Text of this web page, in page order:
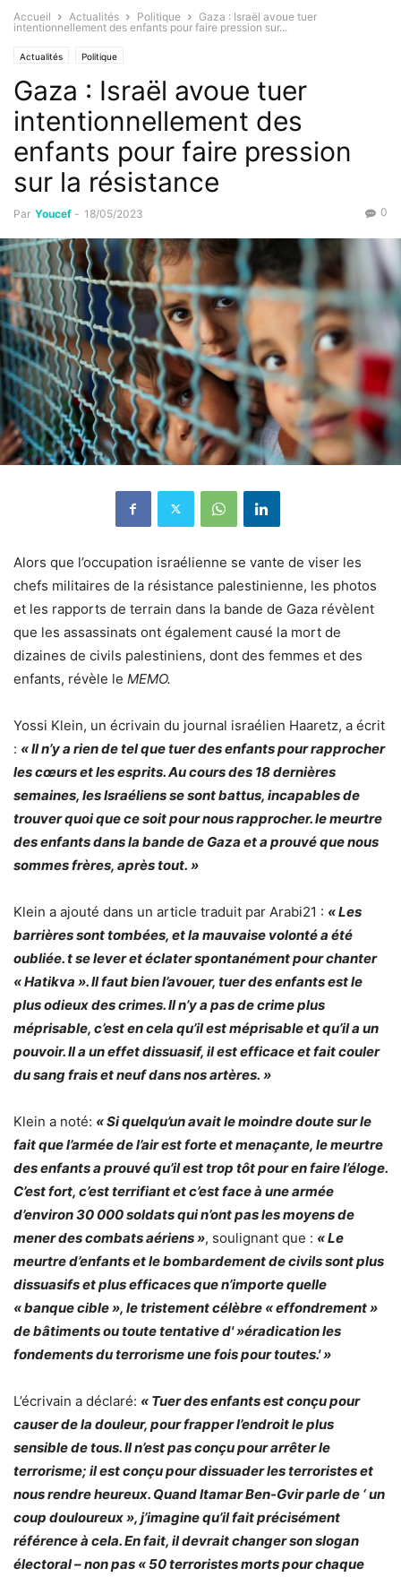
Accueil Actualités Politique
Gaza : Israël avoue tuer
intentionnellement des enfants pour faire pression sur...
Actualités Politique
Gaza : Israël avoue tuer
intentionnellement des
enfants pour faire pression
sur la résistance
Par Youcef - 18/05/2023 0
Alors que l’occupation israélienne se vante de viser les
chefs militaires de la résistance palestinienne, les photos
et les rapports de terrain dans la bande de Gaza révèlent
que les assassinats ont également causé la mort de
dizaines de civils palestiniens, dont des femmes et des
enfants, révèle le MEMO.
Yossi Klein, un écrivain du journal israélien Haaretz, a écrit
: « Il n’y a rien de tel que tuer des enfants pour rapprocher
les cœurs et les esprits. Au cours des 18 dernières
semaines, les Israéliens se sont battus, incapables de
trouver quoi que ce soit pour nous rapprocher. le meurtre
des enfants dans la bande de Gaza et a prouvé que nous
sommes frères, après tout. »
Klein a ajouté dans un article traduit par Arabi21 : « Les
barrières sont tombées, et la mauvaise volonté a été
oubliée. t se lever et éclater spontanément pour chanter
« Hatikva ». Il faut bien l’avouer, tuer des enfants est le
plus odieux des crimes. Il n’y a pas de crime plus
méprisable, c’est en cela qu’il est méprisable et qu’il a un
pouvoir. Il a un effet dissuasif, il est efficace et fait couler
du sang frais et neuf dans nos artères. »
Klein a noté: « Si quelqu’un avait le moindre doute sur le
fait que l’armée de l’air est forte et menaçante, le meurtre
des enfants a prouvé qu’il est trop tôt pour en faire l’éloge.
C’est fort, c’est terrifiant et c’est face à une armée
d’environ 30 000 soldats qui n’ont pas les moyens de
mener des combats aériens », soulignant que : « Le
meurtre d’enfants et le bombardement de civils sont plus
dissuasifs et plus efficaces que n’importe quelle
« banque cible », le tristement célèbre « effondrement »
de bâtiments ou toute tentative d' »éradication les
fondements du terrorisme une fois pour toutes.' »
L’écrivain a déclaré: « Tuer des enfants est conçu pour
causer de la douleur, pour frapper l’endroit le plus
sensible de tous. Il n’est pas conçu pour arrêter le
terrorisme; il est conçu pour dissuader les terroristes et
nous rendre heureux. Quand Itamar Ben-Gvir parle de ‘ un
coup douloureux », j’imagine qu’il fait précisément
référence à cela. En fait, il devrait changer son slogan
électoral – non pas « 50 terroristes morts pour chaque